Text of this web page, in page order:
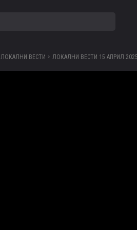
ЛОКАЛНИ ВЕСТИ ЛОКАЛНИ ВЕСТИ 15 АПРИЛ 2025